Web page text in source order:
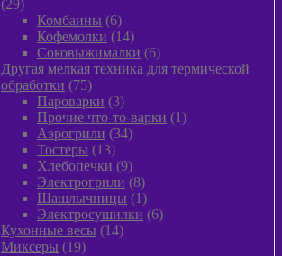
2929
товаров
Комбаины 66
товаров
Кофемолки 1414
товаров
Соковыжималки 66
товаров
Другая мелкая техника для термической
обработки
7575
товаров
Пароварки 33
товара
Прочие что-то-варки 11
Аэрогрили 3434
Тостеры 1313
товаров
Хлебопечки 99
товаров
Электрогрили 88
товаров
Шашлычницы 11
товар
Электросушилки 66
Кухонные весы 1414
Миксеры 1919